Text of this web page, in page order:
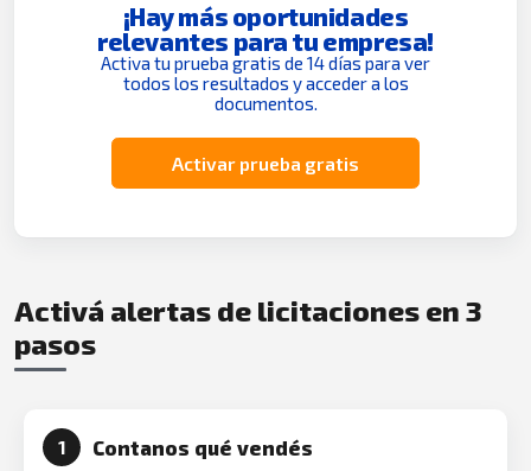
¡Hay más oportunidades
relevantes para tu empresa!
Activa tu prueba gratis de 14 días para ver
todos los resultados y acceder a los
documentos.
Activar prueba gratis
Activá alertas de licitaciones en 3
pasos
1 Contanos qué vendés